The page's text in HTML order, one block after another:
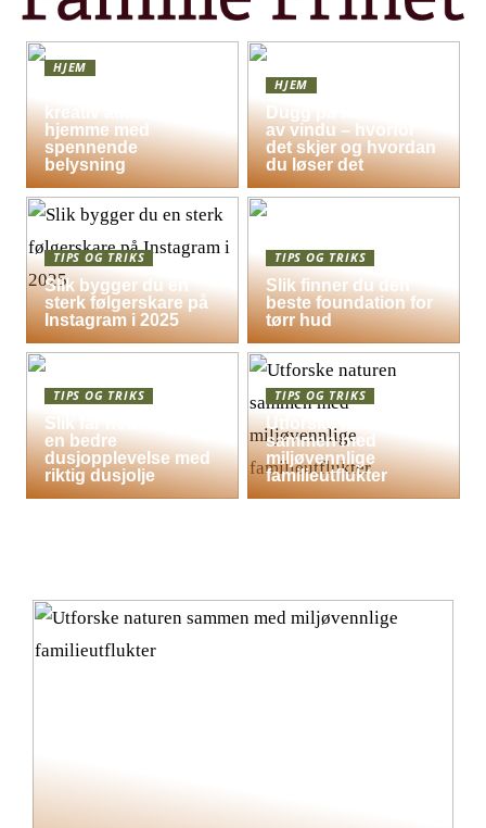
HJEM
kreativ atmosfære
hjemme med
spennende
belysning
HJEM
Dugg på indersiden
av vindu – hvorfor
det skjer og hvordan
du løser det
TIPS OG TRIKS
Slik bygger du en
sterk følgerskare på
Instagram i 2025
TIPS OG TRIKS
Slik finner du den
beste foundation for
tørr hud
TIPS OG TRIKS
Slik får hele familien
en bedre
dusjopplevelse med
riktig dusjolje
TIPS OG TRIKS
Utforske naturen
sammen med
miljøvennlige
familieutflukter